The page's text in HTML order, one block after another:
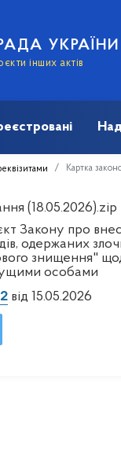
УКРАЇНИ
інших актів
Картка
(18.05.2026).zip
Закону про
одержаних
знищення"
особами
від 15.05.2026